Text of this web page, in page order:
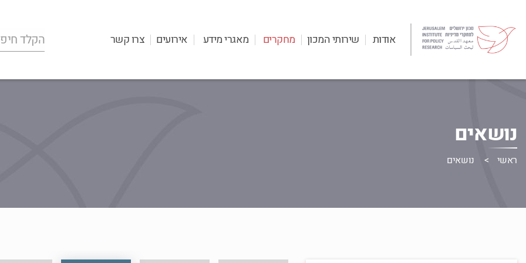
אודות שירותי המכון מחקרים מאגרי מידע אירועים צרו קשר
נושאים
ראשי נושאים